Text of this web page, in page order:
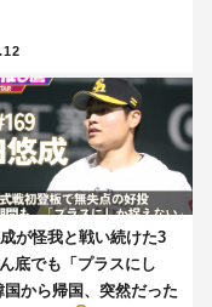
が怪我と戦い続けた3
底でも「プラスにし
国から帰国、突然だった